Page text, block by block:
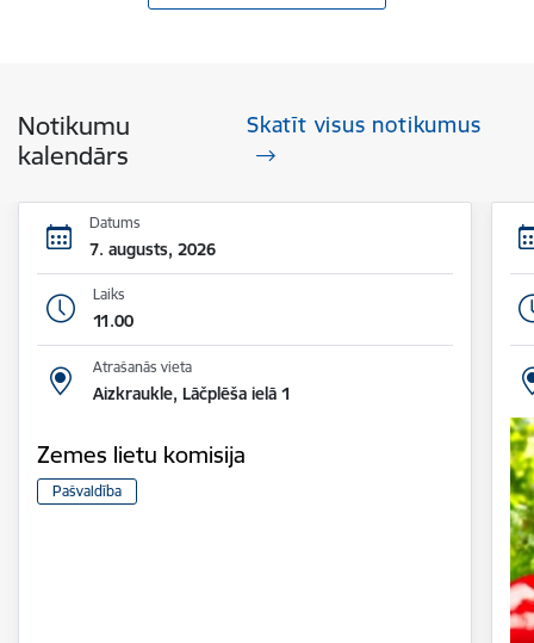
Notikumu
kalendārs
Skatīt visus notikumus
Datums
7. augusts, 2026
Laiks
11.00
Atrašanās vieta
Aizkraukle, Lāčplēša ielā 1
Zemes lietu komisija
Pašvaldība